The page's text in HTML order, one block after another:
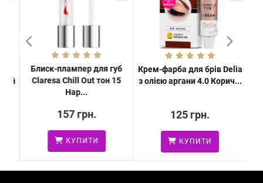
Блиск-плампер для губ
Claresa Chill Out тон 15
Hap...
157 грн.
КУПИТИ
Крем-фарба для брів Delia
з олією аргани 4.0 Корич...
125 грн.
КУПИТИ